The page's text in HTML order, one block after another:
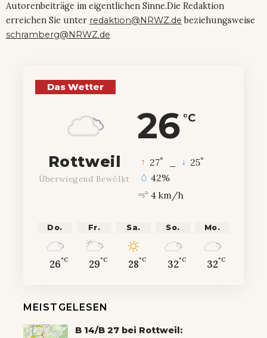
Autorenbeiträge im eigentlichen Sinne.Die Redaktion
erreichen Sie unter redaktion@NRWZ.de beziehungsweise
schramberg@NRWZ.de
Das Wetter
26 °C
Rottweil
Überwiegend Bewölkt
27° 25°
42%
4 km/h
Do.
26°C
Fr.
29°C
Sa.
28°C
So.
32°C
Mo.
32°C
MEISTGELESEN
B 14/B 27 bei Rottweil: